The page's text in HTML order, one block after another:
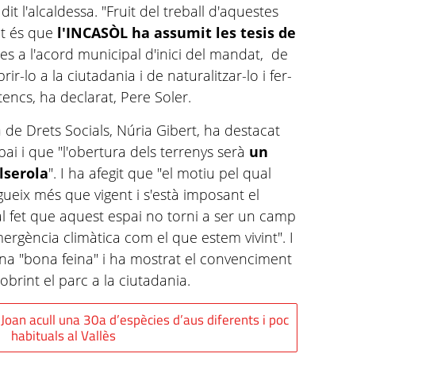
l'alcaldessa. "Fruit del treball d'aquestes
és que l'INCASÒL ha assumit les tesis de
a l'acord municipal d'inici del mandat, de
lo a la ciutadania i de naturalitzar-lo i fer-
ha declarat, Pere Soler.
Drets Socials, Núria Gibert, ha destacat
i que "l'obertura dels terrenys serà un
". I ha afegit que "el motiu pel qual
més que vigent i s'està imposant el
fet que aquest espai no torni a ser un camp
climàtica com el que estem vivint". I
"bona feina" i ha mostrat el convenciment
el parc a la ciutadania.
acull una 30a d’espècies d’aus diferents i poc
habituals al Vallès